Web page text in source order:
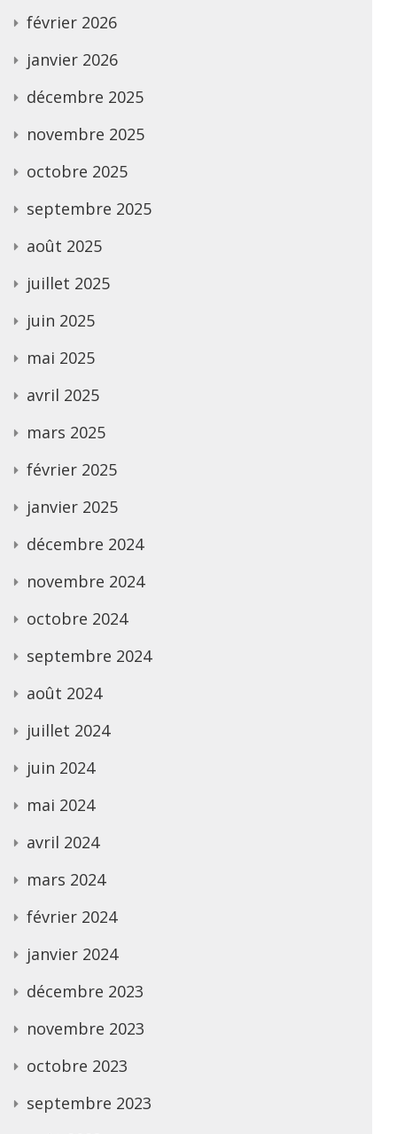
février 2026
janvier 2026
décembre 2025
novembre 2025
octobre 2025
septembre 2025
août 2025
juillet 2025
juin 2025
mai 2025
avril 2025
mars 2025
février 2025
janvier 2025
décembre 2024
novembre 2024
octobre 2024
septembre 2024
août 2024
juillet 2024
juin 2024
mai 2024
avril 2024
mars 2024
février 2024
janvier 2024
décembre 2023
novembre 2023
octobre 2023
septembre 2023